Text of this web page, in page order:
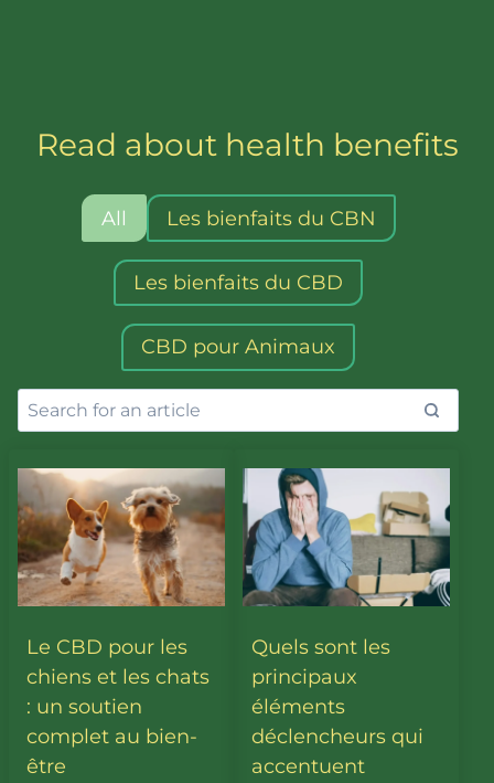
Read about health benefits
All Les bienfaits du CBN
Les bienfaits du CBD
CBD pour Animaux
Le CBD pour les
chiens et les chats
: un soutien
complet au bien-
être
Quels sont les
principaux
éléments
déclencheurs qui
accentuent